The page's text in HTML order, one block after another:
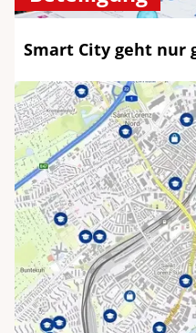
Smart City geht nur